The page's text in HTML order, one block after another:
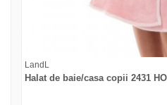
LandL
Halat de baie/casa copii 2431 HO